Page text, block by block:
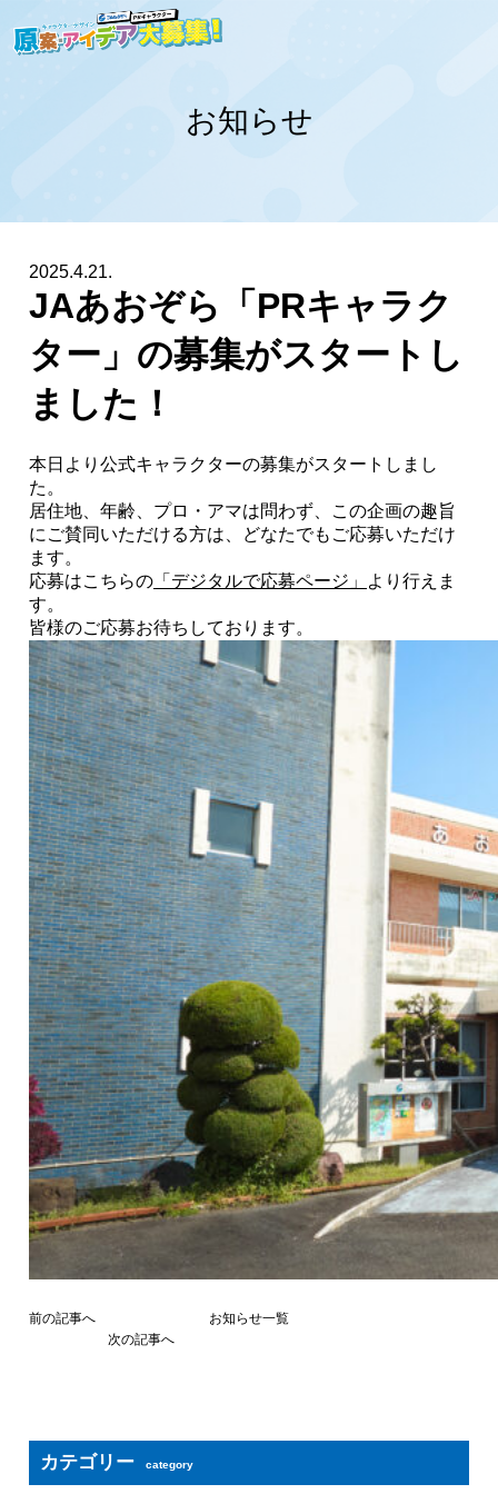
お知らせ
2025.4.21.
JAあおぞら「PRキャラク
ター」の募集がスタートし
ました！
本日より公式キャラクターの募集がスタートしまし
た。
居住地、年齢、プロ・アマは問わず、この企画の趣旨
にご賛同いただける⽅は、どなたでもご応募いただけ
ます。
応募はこちらの 「デジタルで応募ページ」
より行えま
す。
皆様のご応募お待ちしております。
前の記事へ
お知らせ一覧
次の記事へ
カテゴリー category